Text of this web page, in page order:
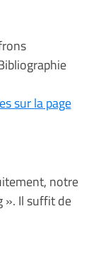
sur la page
notre
». Il suffit de